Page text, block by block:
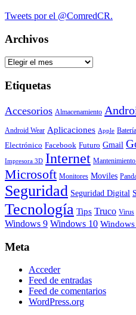
Tweets por el @ComredCR.
Archivos
Archivos
Etiquetas
Accesorios Almacenamiento
Android Wear Aplicaciones Apple
Electrónico Facebook Futuro Gmail
Impresora 3D Internet
Microsoft Monitores Moviles
Seguridad Seguridad Digital
Tecnología Tips Truco Virus
Windows 9 Windows 10
Meta
Acceder
Feed de entradas
Feed de comentarios
WordPress.org